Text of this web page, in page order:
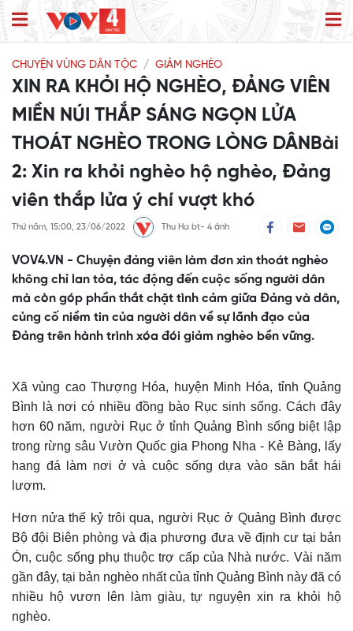
CHUYỆN VÙNG DÂN TỘC GIẢM NGHÈO
XIN RA KHỎI HỘ NGHÈO, ĐẢNG VIÊN
MIỀN NÚI THẮP SÁNG NGỌN LỬA
THOÁT NGHÈO TRONG LÒNG DÂNBài
2: Xin ra khỏi nghèo hộ nghèo, Đảng
viên thắp lửa ý chí vượt khó
Thứ năm, 15:00, 23/06/2022 Thu Ha bt- 4 ảnh
VOV4.VN - Chuyện đảng viên làm đơn xin thoát nghèo
không chỉ lan tỏa, tác động đến cuộc sống người dân
mà còn góp phần thắt chặt tình cảm giữa Đảng và dân,
củng cố niềm tin của người dân về sự lãnh đạo của
Đảng trên hành trình xóa đói giảm nghèo bền vững.
Xã vùng cao Thượng Hóa, huyện Minh Hóa, tỉnh Quảng
Bình là nơi có nhiều đồng bào Rục sinh sống. Cách đây
hơn 60 năm, người Rục ở tỉnh Quảng Bình sống biệt lập
trong rừng sâu Vườn Quốc gia Phong Nha - Kẻ Bàng, lấy
hang đá làm nơi ở và cuộc sống dựa vào săn bắt hái
lượm.
Hơn nửa thế kỷ trôi qua, người Rục ở Quảng Bình được
Bộ đội Biên phòng và địa phương đưa về định cư tại bản
Ón, cuộc sống phụ thuộc trợ cấp của Nhà nước. Vài năm
gần đây, tại bản nghèo nhất của tỉnh Quảng Bình này đã có
nhiều hộ vươn lên làm giàu, tự nguyện xin ra khỏi hộ
nghèo.